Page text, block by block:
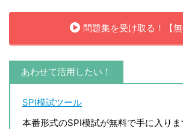
問題集を受け取る！【無
あわせて活用したい！
SPI模試ツール
本番形式のSPI模試が無料で手に入りま